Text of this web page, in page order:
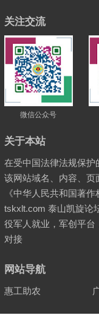
关注交流
微信公众号
关于本站
在受中国法律法规保
该网站域名、内容、页
《中华人民共和国著
tskxlt.com 泰山凯旋论
役军人就业，军创平
对接
网站导航
惠工助农